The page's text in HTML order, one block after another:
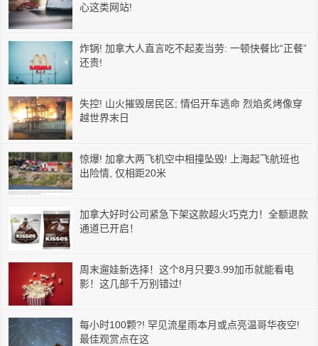
心这类网站!
炸锅! 加拿大人直言吃不起麦当劳: 一顿快餐比“正餐”
还贵!
失控! 山火摧毁居民区; 情侣开车逃命 烈焰炙烤像穿
越世界末日
惊爆! 加拿大两飞机空中相撞坠毁! 上海起飞航班也
出险情, 仅相距20米
加拿大好时公司紧急下架这款超火巧克力！全额退款
通道已开启！
周末遛娃新选择！这个8月只要3.99加币就能看电
影！这几部千万别错过!
每小时100颗?! 罕见流星雨本月或点亮温哥华夜空!
最佳观赏点在这